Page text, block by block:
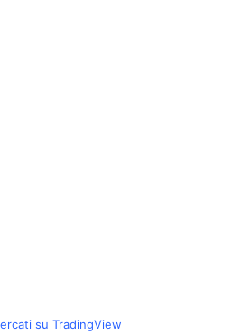
su TradingView